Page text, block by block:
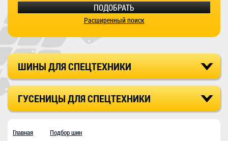
ШИНЫ ДЛЯ СПЕЦТЕХНИКИ
ГУСЕНИЦЫ ДЛЯ СПЕЦТЕХНИКИ
ПОДОБРАТЬ
Расширенный поиск
Главная Подбор шин